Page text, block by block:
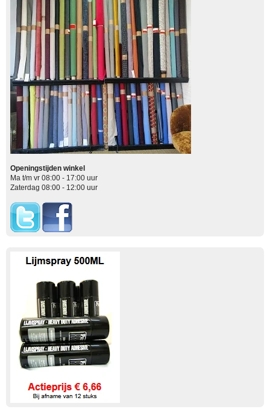
Openingstijden winkel
Ma t/m vr 08:00 - 17:00 uur
Zaterdag 08:00 - 12:00 uur